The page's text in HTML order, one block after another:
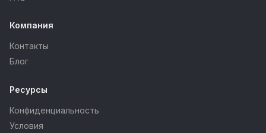
Компания
Контакты
Блог
Ресурсы
Конфиденциальность
Условия